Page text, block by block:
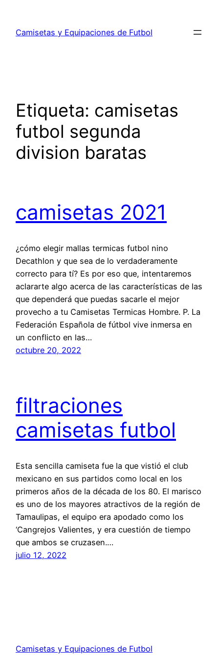
contenido
Camisetas y Equipaciones de Futbol
Etiqueta: camisetas
futbol segunda
division baratas
camisetas 2021
¿cómo elegir mallas termicas futbol nino
Decathlon y que sea de lo verdaderamente
correcto para tí? Es por eso que, intentaremos
aclararte algo acerca de las características de las
que dependerá que puedas sacarle el mejor
provecho a tu Camisetas Termicas Hombre. P. La
Federación Española de fútbol vive inmersa en
un conflicto en las…
octubre 20, 2022
filtraciones
camisetas futbol
Esta sencilla camiseta fue la que vistió el club
mexicano en sus partidos como local en los
primeros años de la década de los 80. El marisco
es uno de los mayores atractivos de la región de
Tamaulipas, el equipo era apodado como los
‘Cangrejos Valientes, y era cuestión de tiempo
que ambos se cruzasen.…
julio 12, 2022
Camisetas y Equipaciones de Futbol